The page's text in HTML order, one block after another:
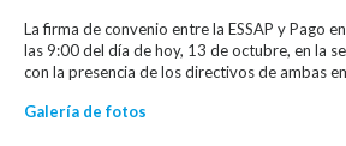
La firma de convenio entre la ESSAP y Pago
las 9:00 del día de hoy, 13 de octubre, en la
con la presencia de los directivos de ambas
Galería de fotos